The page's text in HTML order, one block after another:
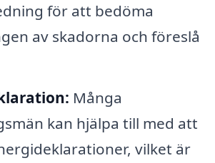
för att bedöma
av skadorna och föreslå
Många
kan hjälpa till med att
vilket är